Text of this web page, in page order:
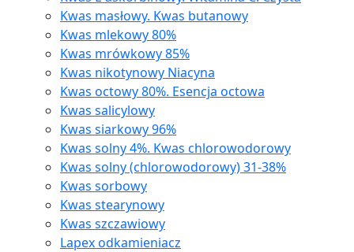
Kwas masłowy. Kwas butanowy
Kwas mlekowy 80%
Kwas mrówkowy 85%
Kwas nikotynowy Niacyna
Kwas octowy 80%. Esencja octowa
Kwas salicylowy
Kwas siarkowy 96%
Kwas solny 4%. Kwas chlorowodorowy
Kwas solny (chlorowodorowy) 31-38%
Kwas sorbowy
Kwas stearynowy
Kwas szczawiowy
Lapex odkamieniacz